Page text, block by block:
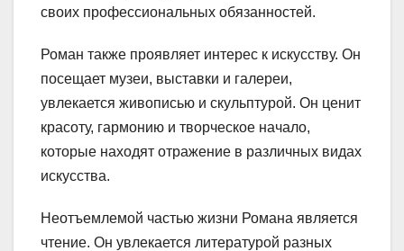
своих профессиональных обязанностей.
Роман также проявляет интерес к искусству. Он
посещает музеи, выставки и галереи,
увлекается живописью и скульптурой. Он ценит
красоту, гармонию и творческое начало,
которые находят отражение в различных видах
искусства.
Неотъемлемой частью жизни Романа является
чтение. Он увлекается литературой разных